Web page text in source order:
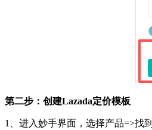
第二步：创建Lazada定价模板
1、进入妙手界面，选择产品=>找到